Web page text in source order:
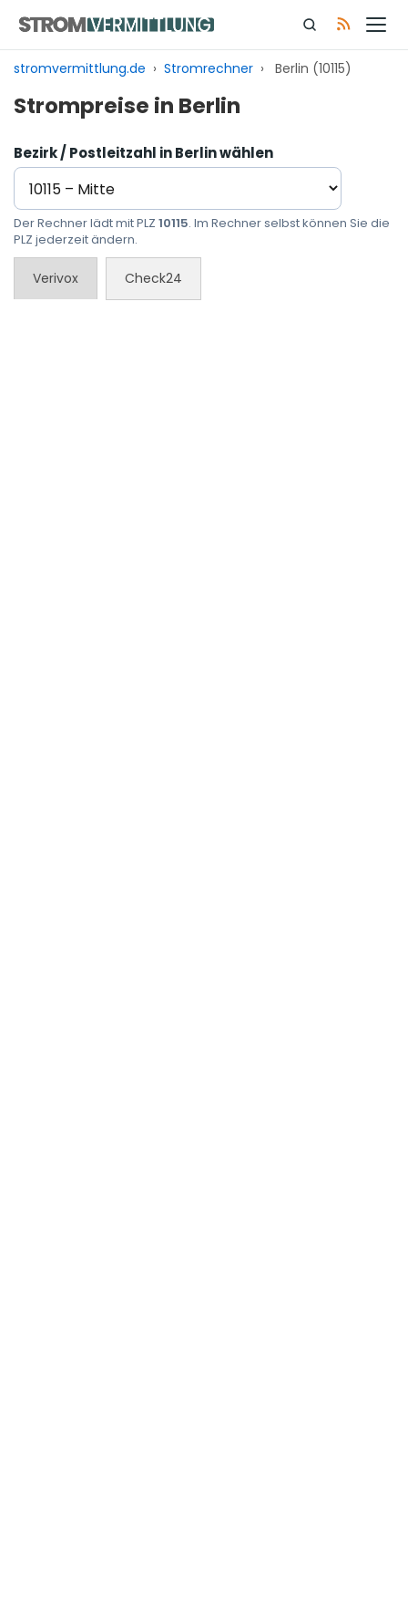
Inhalt
springen
stromvermittlung.de › Stromrechner › Berlin (10115)
Strompreise in Berlin
Bezirk / Postleitzahl in Berlin wählen
Der Rechner lädt mit PLZ 10115. Im Rechner selbst können Sie die
PLZ jederzeit ändern.
Verivox Check24